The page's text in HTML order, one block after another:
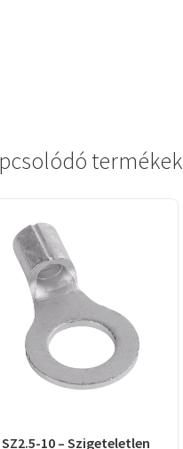
termékek
SZ2.5-10 – Szigeteletlen